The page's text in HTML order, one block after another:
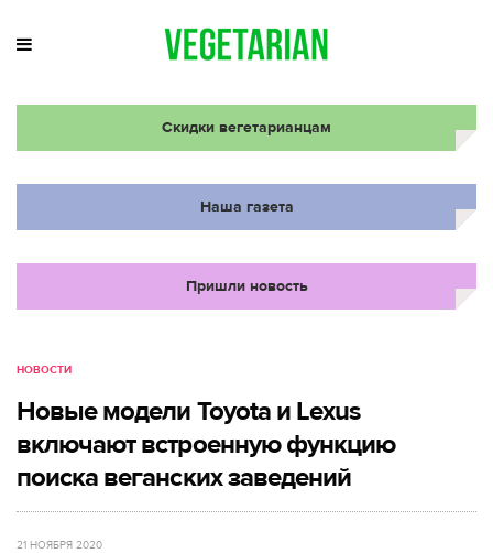
Скидки вегетарианцам
Наша газета
Пришли новость
НОВОСТИ
Новые модели Toyota и Lexus
включают встроенную функцию
поиска веганских заведений
21 НОЯБРЯ 2020